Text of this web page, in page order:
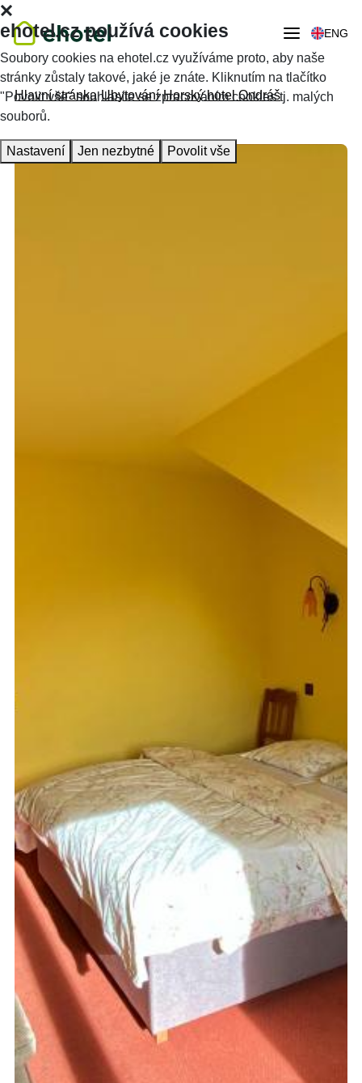
ENG
Hlavní stránka Ubytování Horský hotel Ondráš
ehotel.cz používá cookies
Soubory cookies na ehotel.cz využíváme proto, aby naše
stránky zůstaly takové, jaké je znáte. Kliknutím na tlačítko
"Povolit vše" souhlasíte se zpracováním cookies tj. malých
souborů.
Nastavení Jen nezbytné Povolit vše